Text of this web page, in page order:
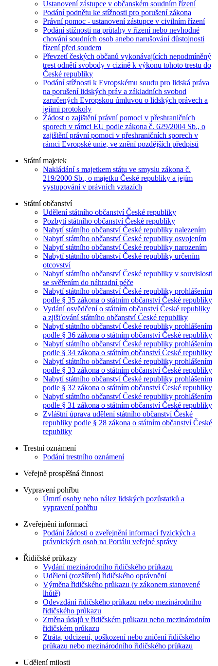
Ustanovení zástupce v občanském soudním řízení
Podání podnětu ke stížnosti pro porušení zákona
Právní pomoc - ustanovení zástupce v civilním řízení
Podání stížnosti na průtahy v řízení nebo nevhodné
chování soudních osob anebo narušování důstojnosti
řízení před soudem
Převzetí českých občanů vykonávajících nepodmíněný
trest odnětí svobody v cizině k výkonu tohoto trestu do
České republiky
Podání stížnosti k Evropskému soudu pro lidská práva
na porušení lidských práv a základních svobod
zaručených Evropskou úmluvou o lidských právech a
jejími protokoly
Žádost o zajištění právní pomoci v přeshraničních
sporech v rámci EU podle zákona č. 629/2004 Sb., o
zajištění právní pomoci v přeshraničních sporech v
rámci Evropské unie, ve znění pozdějších předpisů
Státní majetek
Nakládání s majetkem státu ve smyslu zákona č.
219/2000 Sb., o majetku České republiky a jejím
vystupování v právních vztazích
Státní občanství
Udělení státního občanství České republiky
Pozbytí státního občanství České republiky
Nabytí státního občanství České republiky nalezením
Nabytí státního občanství České republiky osvojením
Nabytí státního občanství České republiky narozením
Nabytí státního občanství České republiky určením
otcovství
Nabytí státního občanství České republiky v souvislosti
se svěřením do náhradní péče
Nabytí státního občanství České republiky prohlášením
podle § 35 zákona o státním občanství České republiky
Vydání osvědčení o státním občanství České republiky
a zjišťování státního občanství České republiky
Nabytí státního občanství České republiky prohlášením
podle § 36 zákona o státním občanství České republiky
Nabytí státního občanství České republiky prohlášením
podle § 34 zákona o státním občanství České republiky
Nabytí státního občanství České republiky prohlášením
podle § 33 zákona o státním občanství České republiky
Nabytí státního občanství České republiky prohlášením
podle § 32 zákona o státním občanství České republiky
Nabytí státního občanství České republiky prohlášením
podle § 31 zákona o státním občanství České republiky
Zvláštní úprava udělení státního občanství České
republiky podle § 28 zákona o státním občanství České
republiky
Trestní oznámení
Podání trestního oznámení
Veřejně prospěšná činnost
Vypravení pohřbu
Úmrtí osoby nebo nález lidských pozůstatků a
vypravení pohřbu
Zveřejnění informací
Podání žádosti o zveřejnění informací fyzických a
právnických osob na Portálu veřejné správy
Řidičské průkazy
Vydání mezinárodního řidičského průkazu
Udělení (rozšíření) řidičského oprávnění
Výměna řidičského průkazu (v zákonem stanovené
lhůtě)
Odevzdání řidičského průkazu nebo mezinárodního
řidičského průkazu
Změna údajů v řidičském průkazu nebo mezinárodním
řidičském průkazu
Ztráta, odcizení, poškození nebo zničení řidičského
průkazu nebo mezinárodního řidičského průkazu
Udělení milosti